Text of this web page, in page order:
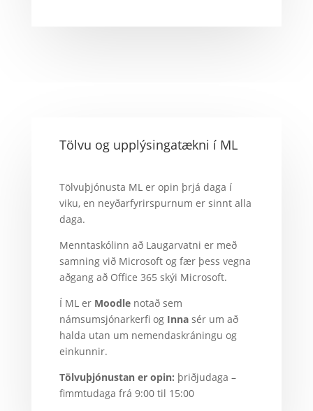
Tölvu og upplýsingatækni í ML
Tölvuþjónusta ML er opin þrjá daga í
viku, en neyðarfyrirspurnum er sinnt alla
daga.
Menntaskólinn að Laugarvatni er með
samning við Microsoft og fær þess vegna
aðgang að Office 365 skýi Microsoft.
Í ML er Moodlenotað sem
námsumsjónarkerfi og Innasér um að
halda utan um nemendaskráningu og
einkunnir.
Tölvuþjónustan er opin: þriðjudaga –
fimmtudaga frá 9:00 til 15:00